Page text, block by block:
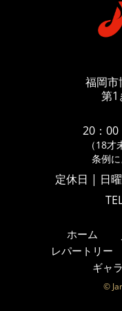
福岡市
第1
20：00
（18
条例に
定休日 | 日
ホーム
レパートリー
ギャ
©